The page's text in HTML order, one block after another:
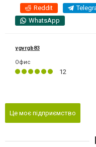
Reddit
WhatsApp
ygvrgb83
Офис
12
Це моє підприємство